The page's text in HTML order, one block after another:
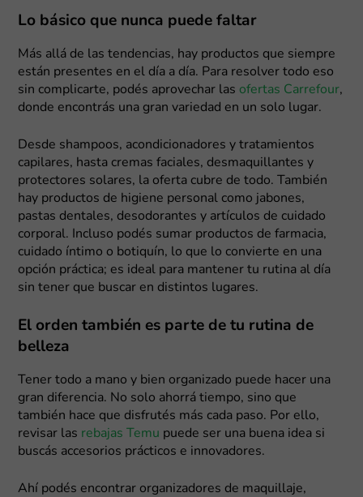
Lo básico que nunca puede faltar
Más allá de las tendencias, hay productos que siempre
están presentes en el día a día. Para resolver todo eso
sin complicarte, podés aprovechar las ofertas Carrefour,
donde encontrás una gran variedad en un solo lugar.
Desde shampoos, acondicionadores y tratamientos
capilares, hasta cremas faciales, desmaquillantes y
protectores solares, la oferta cubre de todo. También
hay productos de higiene personal como jabones,
pastas dentales, desodorantes y artículos de cuidado
corporal. Incluso podés sumar productos de farmacia,
cuidado íntimo o botiquín, lo que lo convierte en una
opción práctica; es ideal para mantener tu rutina al día
sin tener que buscar en distintos lugares.
El orden también es parte de tu rutina de
belleza
Tener todo a mano y bien organizado puede hacer una
gran diferencia. No solo ahorrá tiempo, sino que
también hace que disfrutés más cada paso. Por ello,
revisar las rebajas Temu puede ser una buena idea si
buscás accesorios prácticos e innovadores.
Ahí podés encontrar organizadores de maquillaje,